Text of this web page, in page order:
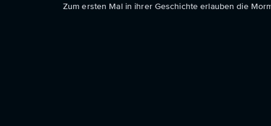
Zum ersten Mal in ihrer Geschichte erlauben die